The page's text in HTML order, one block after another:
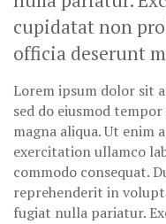
cupidatat non
officia deserunt
Lorem ipsum dolor sit
sed do eiusmod
magna aliqua. Ut enim
exercitation ullamco
commodo consequat.
reprehenderit in
fugiat nulla pariatur.